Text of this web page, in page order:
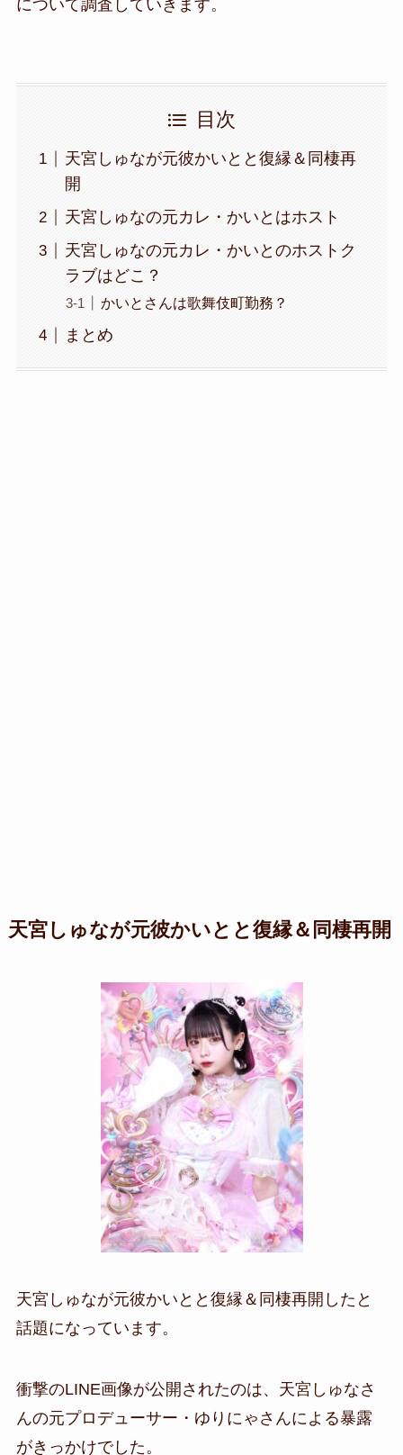
について調査していきます。
目次
天宮しゅなが元彼かいとと復縁＆同棲再
開
天宮しゅなの元カレ・かいとはホスト
天宮しゅなの元カレ・かいとのホストク
ラブはどこ？
かいとさんは歌舞伎町勤務？
まとめ
天宮しゅなが元彼かいとと復縁＆同棲再開
天宮しゅなが元彼かいとと復縁＆同棲再開したと
話題になっています。
衝撃のLINE画像が公開されたのは、天宮しゅなさ
んの元プロデューサー・ ゆりにゃさんによる暴露
がきっかけでした。